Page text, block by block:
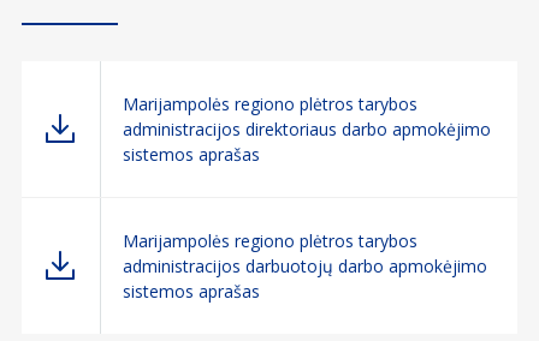
Marijampolės regiono plėtros tarybos
administracijos direktoriaus darbo apmokėjimo
sistemos aprašas
Marijampolės regiono plėtros tarybos
administracijos darbuotojų darbo apmokėjimo
sistemos aprašas